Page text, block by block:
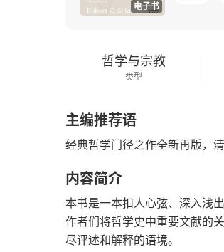
电子书
哲学与宗教
类型
发行日期
主编推荐语
经典哲学门径之作全新再版，
内容简介
本书是一本扣人心弦、深入浅
作者们将哲学史中重要文献的
尽评述和解释的语境。